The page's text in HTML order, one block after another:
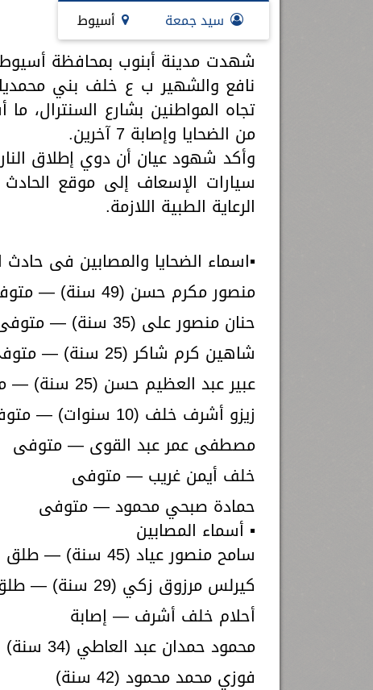
سيد جمعة أسيوط
شهدت مدينة أبنوب بمحافظة
نافع والشهير ب ع خلف بني
تجاه المواطنين بشارع
من الضحايا وإصابة 7 آخرين.
وأكد شهود عيان أن دوي إطلاق
سيارات الإسعاف إلى موقع
الرعاية الطبية اللازمة.
▪️اسماء الضحايا والمصابين فى حادث
منصور مكرم حسن (49 سنة) — متوفى
حنان منصور على (35 سنة) — متوفى
شاهين كرم شاكر (25 سنة) — متوفى
عبير عبد العظيم حسن (25 سنة) — متوفى
زيزو أشرف خلف (10 سنوات) — متوفى
مصطفى عمر عبد القوى — متوفى
خلف أيمن غريب — متوفى
حمادة صبحي محمود — متوفى
▪️ أسماء المصابين
سامح منصور عياد (45 سنة) — طلق ناري بالظهر
كيرلس مرزوق زكي (29 سنة) — طلق ناري
أحلام خلف أشرف — إصابة
محمود حمدان عبد العاطي (34 سنة)
فوزي محمد محمود (42 سنة)
المذيب للجلطات خلال الوقت